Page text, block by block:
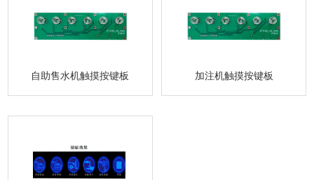
自助售水机触摸按键板 加注机触摸按键板